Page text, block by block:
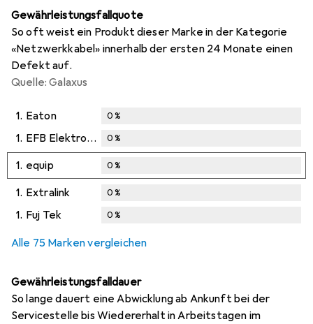
Gewährleistungsfallquote
So oft weist ein Produkt dieser Marke in der Kategorie
«Netzwerkkabel» innerhalb der ersten 24 Monate einen
Defekt auf.
Quelle: Galaxus
1. Eaton 0%
1. EFB Elektronik 0%
1. equip 0%
1. Extralink 0%
1. Fuj Tek 0%
Alle 75 Marken vergleichen
Gewährleistungsfalldauer
So lange dauert eine Abwicklung ab Ankunft bei der
Servicestelle bis Wiedererhalt in Arbeitstagen im